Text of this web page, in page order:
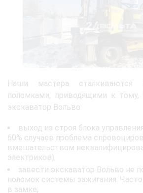
Наши мастера
поломками, приводящими к тому,
экскаватор Вольво:
выход из строя блока
60% случаев проблема
вмешательством
электриков);
завести экскаватор Вольво не
поломок системы зажигания.
в замке;